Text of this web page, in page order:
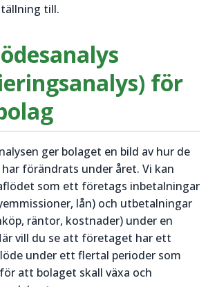
till.
för
ger bolaget en bild av hur de
förändrats under året. Vi kan
som ett företags inbetalningar
lån) och utbetalningar
räntor, kostnader) under en
vill du se att företaget har ett
under ett flertal perioder som
att bolaget skall växa och